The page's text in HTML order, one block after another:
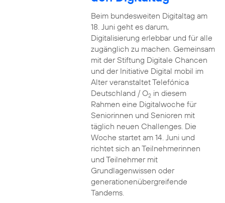
Beim bundesweiten Digitaltag am
18. Juni geht es darum,
Digitalisierung erlebbar und für alle
zugänglich zu machen. Gemeinsam
mit der Stiftung Digitale Chancen
und der Initiative Digital mobil im
Alter veranstaltet Telefónica
Deutschland / O2in diesem
Rahmen eine Digitalwoche für
Seniorinnen und Senioren mit
täglich neuen Challenges. Die
Woche startet am 14. Juni und
richtet sich an Teilnehmerinnen
und Teilnehmer mit
Grundlagenwissen oder
generationenübergreifende
Tandems.